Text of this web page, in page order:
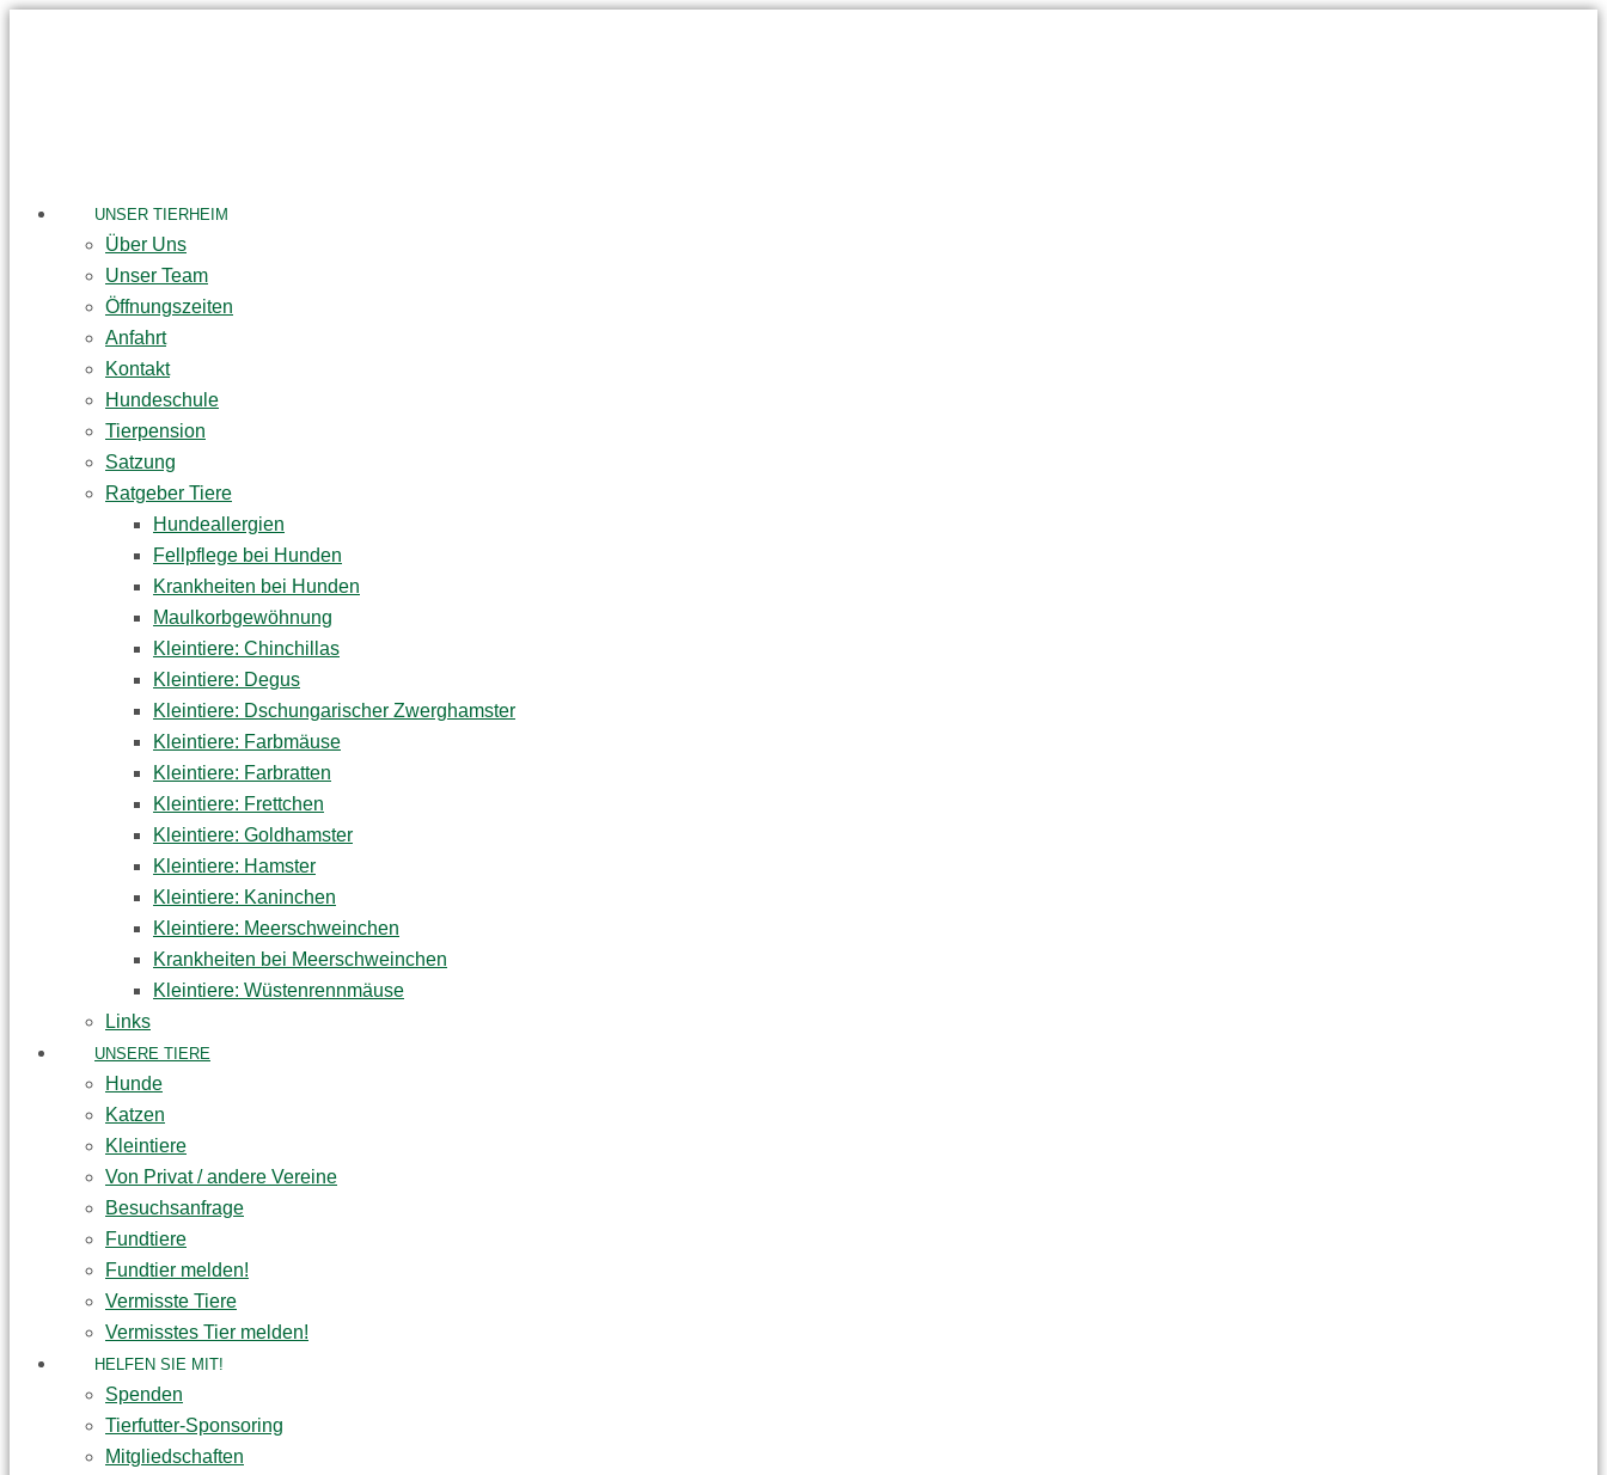
UNSER TIERHEIM
Über Uns
Unser Team
Öffnungszeiten
Anfahrt
Kontakt
Hundeschule
Tierpension
Satzung
Ratgeber Tiere
Hundeallergien
Fellpflege bei Hunden
Krankheiten bei Hunden
Maulkorbgewöhnung
Kleintiere: Chinchillas
Kleintiere: Degus
Kleintiere: Dschungarischer Zwerghamster
Kleintiere: Farbmäuse
Kleintiere: Farbratten
Kleintiere: Frettchen
Kleintiere: Goldhamster
Kleintiere: Hamster
Kleintiere: Kaninchen
Kleintiere: Meerschweinchen
Krankheiten bei Meerschweinchen
Kleintiere: Wüstenrennmäuse
Links
UNSERE TIERE
Hunde
Katzen
Kleintiere
Von Privat / andere Vereine
Besuchsanfrage
Fundtiere
Fundtier melden!
Vermisste Tiere
Vermisstes Tier melden!
HELFEN SIE MIT!
Spenden
Tierfutter-Sponsoring
Mitgliedschaften